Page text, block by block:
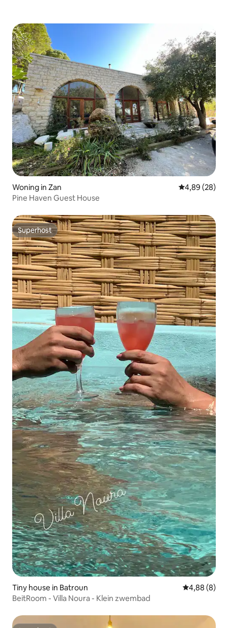
Woning in Zan Gemiddelde
4,89 (28)
Pine Haven Guest House
Superhost
Superhost
Tiny house in Batroun Gemiddelde
4,88 (8)
BeitRoom - Villa Noura - Klein zwembad